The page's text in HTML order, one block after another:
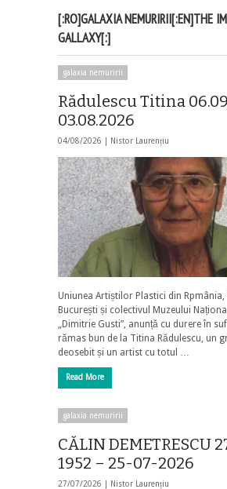
[:RO]GALAXIA NEMURIRII[:EN]THE
GALLAXY[:]
galaxia nemuririi
Rădulescu Titina
03.08.2026
04/08/2026 | Nistor Laurențiu
Uniunea Artiștilor Plastici din
București și colectivul Muzeului
„Dimitrie Gusti”, anunță cu durere în
rămas bun de la Titina Rădulescu, un
deosebit și un artist cu totul …
Read More
galaxia nemuririi
CĂLIN DEMETRESCU
1952 – 25-07-2026
27/07/2026 | Nistor Laurențiu